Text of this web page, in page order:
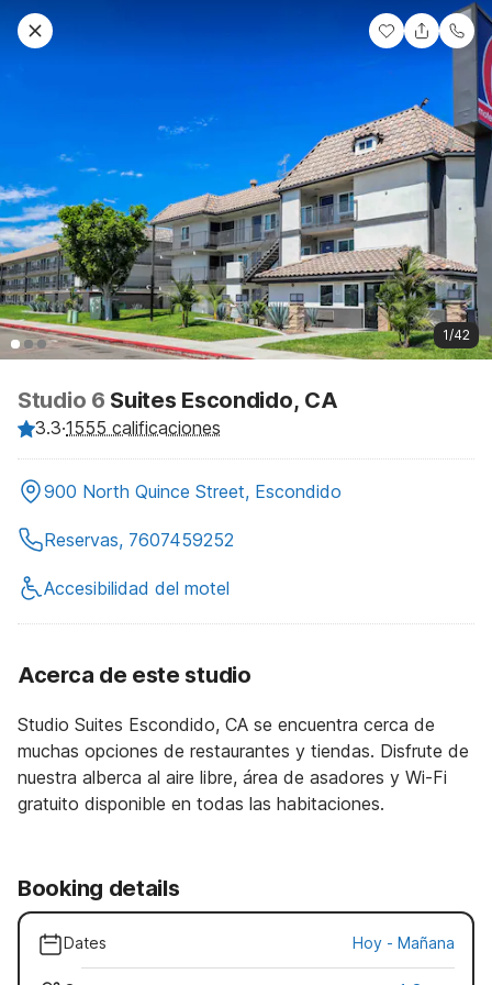
1/42
Studio 6 Suites Escondido, CA
3.3·1555 calificaciones
900 North Quince Street, Escondido
Reservas, 7607459252
Accesibilidad del motel
Acerca de este studio
Studio Suites Escondido, CA se encuentra cerca de
muchas opciones de restaurantes y tiendas. Disfrute de
nuestra alberca al aire libre, área de asadores y Wi-Fi
gratuito disponible en todas las habitaciones.
Booking details
Dates Hoy - Mañana